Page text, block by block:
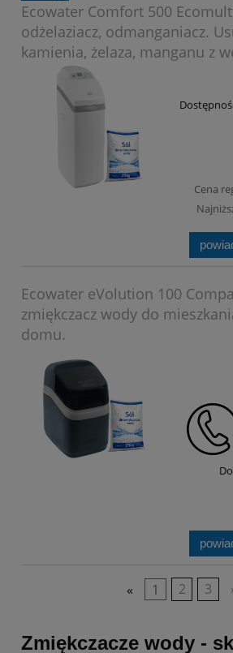
Ecowater Comfort 500
odżelaziacz, odmanganiacz.
kamienia, żelaza, manganu z
Cena
Ecowater eVolution 100
zmiękczacz wody do
domu.
« 1 2 3
Zmiękczacze wody -